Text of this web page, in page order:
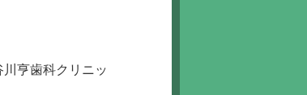
亨歯科クリニッ